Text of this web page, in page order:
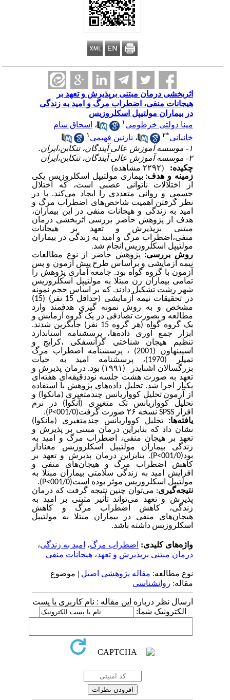
اثربخشی درمان مبتنی برپذیرش و تعهد بر
هیجانات منفی، اضطراب مرگ و امید به زندگی
در بیماران مولتیپل اسکلروزیس
مینا دولتی خرطومی
،اسحاق سام
خانیانی
۲ ،نازنین فهیمی
۲- موسسه آموزش عالی آیندگان، تنکابن،ایران
چکیده:
زمینه و هدف: بیماری مولتیپل اسکلروزیس یکی
از اختلالات ناتوانی عصبی است، که اختلال
جسمی و روانی متعددی را ایجاد می‌کند. با در
نظر گرفتن اهمیت شاخص‌های اضطراب مرگ و
امید به زندگی و هیجانات منفی در این بیماران،
هدف از پژوهش حاضر بررسی اثربخشی درمان
مبتنی برپذیرش و تعهد بر هیجانات
منفی،اضطراب مرگ و امید به زندگی در بیماران
مولتیپل اسکلروزیس انجام شد.
روش بررسی:پژوهش حاضر از نوع مطالعات
نیمه آزمایشی و براساس طرح پیش آزمون و پس
آزمون با گروه گواه بود. جامعه آماری پژوهش را
تمامی بیماران زن مبتلا بهمولتیپل اسکلروزیس
شهر رشت تشکیل دادند.که بر اساس حجم نمونه
در تحقیقات نیمه آزمایشی (حداقل 15 نفر) (15)
مشخص و بهروش نمونه گیری هدفمند وارد
مطالعه و بصورت تصادفی در یک گروه آزمایش و
یک گروه گواه (هر گروه 15 نفر) جایگزین شدند.
ابزار جمع آوری داده‌ها،
پرسشنامه استاندارد
تنظیم هیجان شناختی گرانسفکی ،کرایج و
اسپینهاون (2001) ، پرسشنامه اضطراب مرگ
تمپلر (1970)، پرسشنامه امید به حیات
بزرگسالان اشنایدر (
۱۹۹۱) بود. درمان پذیرش و
تعهد به صورت هشت جلسه نوددقیقه‌ای هفته‌ای
یکبار اجرا شد. تحلیل داده‌های پژوهش با استفاده
از آزمون تحلیل کوواریانس چندمتغیری (مانکوا) و
تحلیل کوواریانس تک متغیری (آنکوا)
در نرم
افزارSPSSنسخه۲۶صورت گرفت(001/0>
P
).
یافتهها: تحلیل کوواریانس چندمتغیری (مانکوا)
نشان داد که بنابراین درمان مبتنی بر پذیرش و
تعهد بر هیجان منفی، اضطراب مرگ و امید به
زندگی بیماران مولتیپل اسکلروزیس معنادار
بود(001/0>
P
).بنابراین درمان پذیرش و تعهد بر
کاهش اضطراب مرگ و هیجان‌های منفی و
افزایش امید به زندگی سلامتی بیماران مبتلا به
مولتیپل اسکلروزیسموثر بوده است(001/0> P
).
نتیجهگیری: می‌توان چنین نتیجه گرفت که درمان
پذیرش و تعهد می‌تواند تأثیر مثبتی بر امید به
زندگی، کاهش اضطراب مرگ و کاهش
هیجان‌های منفی در بیماران مبتلا به مولتیپل
اسکلروزیس داشته باشد.
واژه‌های کلیدی:اضطراب مرگ،امید به زندگی،
درمان مبتنی برپذیرش و تعهد،هیجانات منفی
نوع مطالعه:مقاله پژوهشی اصیل| موضوع
مقاله:روانشناسی
ارسال نظر درباره این مقاله : نام کاربری یا پست
الکترونیک شما: